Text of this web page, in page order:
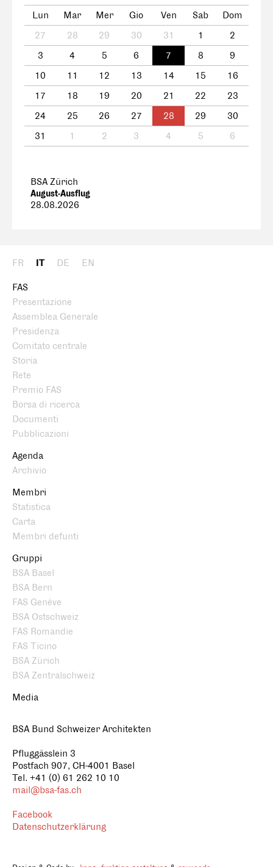
Lun Mar Mer Gio Ven Sab
Dom
27
28 29 30 31 1
2
3
4 5 6 7 8
9
10
11 12 13 14 15
16
17
18 19 20 21 22
23
24
25 26 27 28 29
30
31
1 2 3 4 5 6
BSA Zürich
August-Ausflug
28.08.2026
FR IT DE EN
FAS
Presentazione
Assemblea Generale
Presidenza
Comitato centrale
Storia
Rete
Premio FAS
Borsa di ricerca
Documenti
Pubblicazioni
Agenda
Archivio
Membri
Statistica
Carta
Membri defunti
Gruppi
BSA Basel
BSA Bern
FAS Genève
BSA Ostschweiz
FAS Romandie
FAS Ticino
BSA Zürich
BSA Zentralschweiz
Media
BSA Bund Schweizer Architekten
Pfluggässlein 3
Postfach 907, CH-4001 Basel
Tel. +41 (0) 61 262 10 10
mail@bsa-fas.ch
Facebook
Datenschutzerklärung